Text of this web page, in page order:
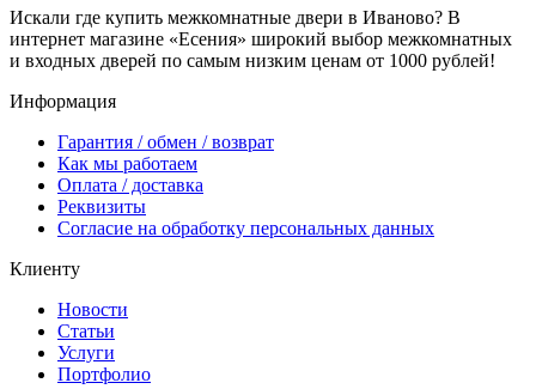
Искали где купить межкомнатные двери в Иваново? В
интернет магазине «Есения» широкий выбор межкомнатных
и входных дверей по самым низким ценам от 1000 рублей!
Информация
Гарантия / обмен / возврат
Как мы работаем
Оплата / доставка
Реквизиты
Согласие на обработку персональных данных
Клиенту
Новости
Cтатьи
Услуги
Портфолио